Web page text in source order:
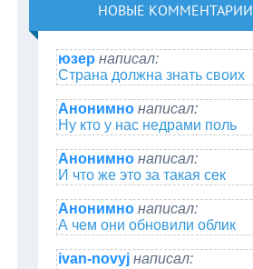
НОВЫЕ КОММЕНТАРИИ
юзер написал:
Страна должна знать своих
Анонимно написал:
Ну кто у нас недрами поль
Анонимно написал:
И что же это за такая сек
Анонимно написал:
А чем они обновили облик
ivan-novyj написал: